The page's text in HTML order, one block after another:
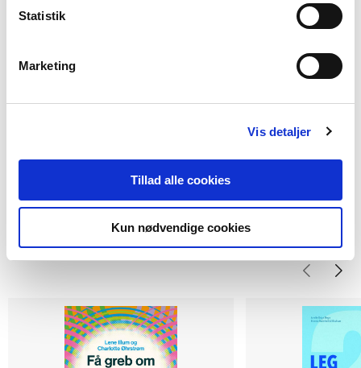
Statistik
Marketing
Vis detaljer
Tillad alle cookies
Kun nødvendige cookies
199,00 KR.
Titler i serien